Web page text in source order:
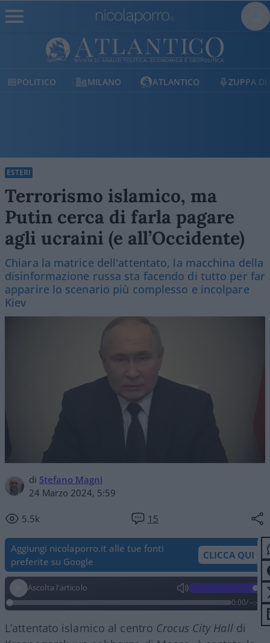
MILANO ATLANTICO ZUPPA DI PORRO
ESTERI
Terrorismo islamico, ma
Putin cerca di farla pagare
agli ucraini (e all’Occidente)
Chiara la matrice dell'attentato, la macchina della
disinformazione russa sta facendo di tutto per far
apparire lo scenario più complesso e incolpare
Kiev
di Stefano Magni
24 Marzo 2024, 5:59
5.5k 15
Aggiungi nicolaporro.it alle tue fonti
preferite su Google
CLICCA QUI
Ascolta l'articolo
0:00/--:--
L’attentato islamico al centro Crocus City Halldi